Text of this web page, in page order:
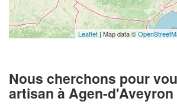
Leaflet | Map data ©
Nous cherchons pour
artisan à Agen-d'Aveyron